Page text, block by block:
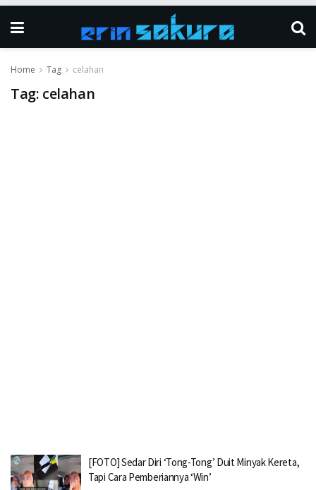
Home Tag celahan
Tag: celahan
[FOTO] Sedar Diri ‘Tong-Tong’ Duit Minyak Kereta,
Tapi Cara Pemberiannya ‘Win’